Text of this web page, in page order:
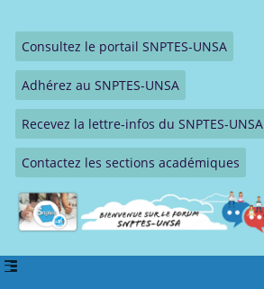
Consultez le portail SNPTES-UNSA
Adhérez au SNPTES-UNSA
Recevez la lettre-infos du SNPTES-UNSA
Contactez les sections académiques